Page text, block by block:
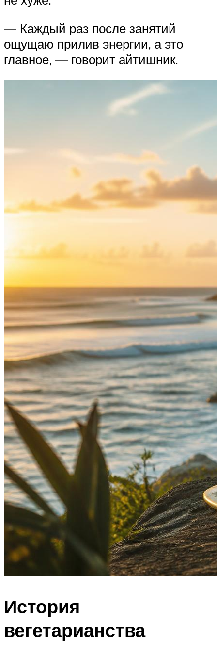
— Каждый раз после занятий
ощущаю прилив энергии, а это
главное, — говорит айтишник.
История
вегетарианства